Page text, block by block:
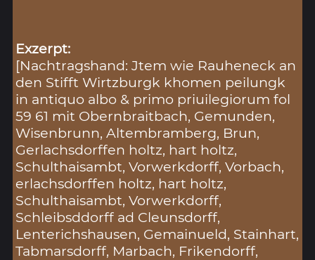
Exzerpt:
[Nachtragshand: Jtem wie Rauheneck an
den Stifft Wirtzburgk khomen peilungk
in antiquo albo & primo priuilegiorum fol
59 61 mit Obernbraitbach, Gemunden,
Wisenbrunn, Altembramberg, Brun,
Gerlachsdorffen holtz, hart holtz,
Schulthaisambt, Vorwerkdorff, Vorbach,
erlachsdorffen holtz, hart holtz,
Schulthaisambt, Vorwerkdorff,
Schleibsddorff ad Cleunsdorff,
Lenterichshausen, Gemainueld, Stainhart,
Tabmarsdorff, Marbach, Frikendorff,